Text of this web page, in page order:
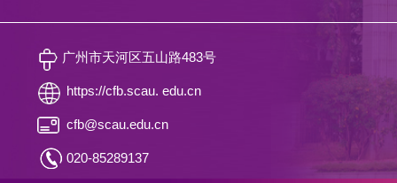
广州市天河区五山路483号
https://cfb.scau. edu.cn
cfb@scau.edu.cn
020-85289137